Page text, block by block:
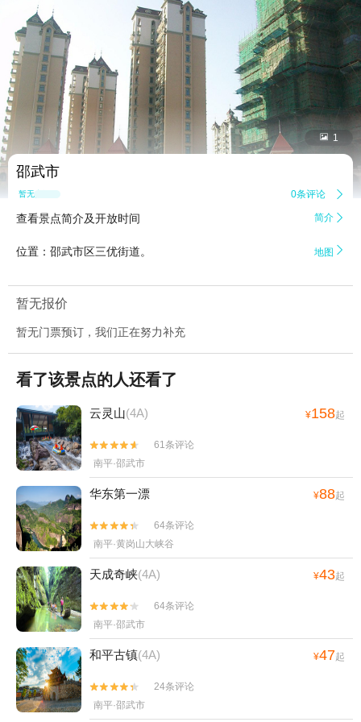
 1
邵武市
暂无点评 0条评论 
查看景点简介及开放时间 简介 
位置：邵武市区三优街道。 地图 
暂无报价
暂无门票预订，我们正在努力补充
看了该景点的人还看了
云灵山(4A) ¥158起


61条评论
南平·邵武市
华东第一漂 ¥88起


64条评论
南平·黄岗山大峡谷
天成奇峡(4A) ¥43起


64条评论
南平·邵武市
和平古镇(4A) ¥47起


24条评论
南平·邵武市